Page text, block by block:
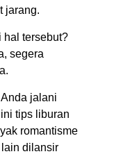
jarang.
hal tersebut?
segera
jalani
tips liburan
romantisme
dilansir